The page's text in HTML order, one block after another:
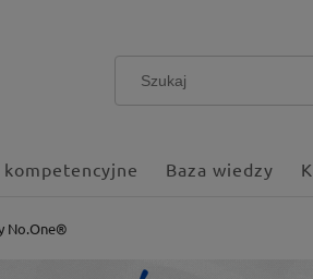
kompetencyjne Baza wiedzy
No.One®